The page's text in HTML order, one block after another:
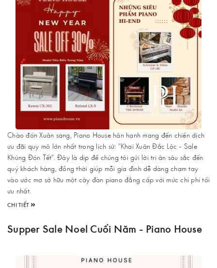
Chào đón Xuân sang, Piano House hân hạnh mang đến chiến dịch
ưu đãi quy mô lớn nhất trong lịch sử: "Khai Xuân Đắc Lộc - Sale
Khủng Đón Tết". Đây là dịp để chúng tôi gửi lời tri ân sâu sắc đến
quý khách hàng, đồng thời giúp mỗi gia đình dễ dàng chạm tay
vào ước mơ sở hữu một cây đàn piano đẳng cấp với mức chi phí tối
ưu nhất.
CHI TIẾT
Supper Sale Noel Cuối Năm - Piano House